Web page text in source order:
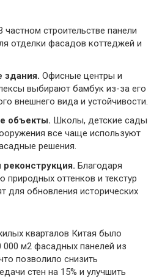
частном строительстве панели
отделки фасадов коттеджей и
здания. Офисные центры и
выбирают бамбук из-за его
внешнего вида и устойчивости.
объекты. Школы, детские сады
все чаще используют
решения.
Благодаря
природных оттенков и текстур
для обновления исторических
кварталов Китая было
000 м2 фасадных панелей из
позволило снизить
стен на 15% и улучшить